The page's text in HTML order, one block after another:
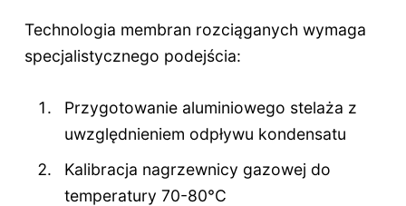
Technologia membran rozciąganych wymaga
specjalistycznego podejścia:
Przygotowanie aluminiowego stelaża z
uwzględnieniem odpływu kondensatu
Kalibracja nagrzewnicy gazowej do
temperatury 70-80°C